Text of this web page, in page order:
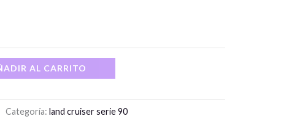
AL CARRITO
Categoría: land cruiser serie 90